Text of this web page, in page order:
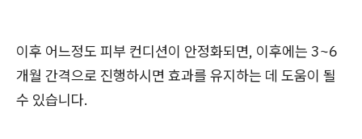
이후 어느정도 피부 컨디션이 안정화되면, 이후에는 3~6
개월 간격으로 진행하시면 효과를 유지하는 데 도움이 될
수 있습니다.